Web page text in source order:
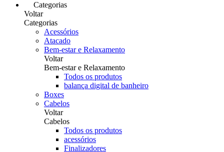
Categorias
Voltar
Categorias
Acessórios
Atacado
Bem-estar e Relaxamento
Voltar
Bem-estar e Relaxamento
Todos os produtos
balança digital de banheiro
Boxes
Cabelos
Voltar
Cabelos
Todos os produtos
acessórios
Finalizadores